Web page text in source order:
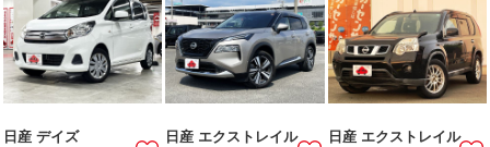
日産 デイズ
日産 エクストレイル
日産 エクストレイル